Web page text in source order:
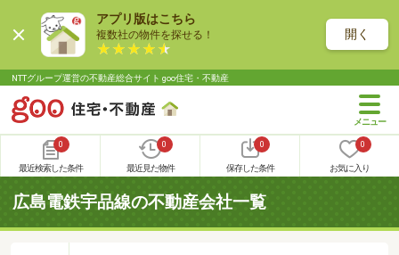
アプリ版はこちら
複数社の物件を探せる！ 開く
NTTグループ運営の不動産総合サイト goo住宅・不動産
0
最近検索した条件
0
最近見た物件
0
保存した条件
0
お気に入り
広島電鉄宇品線の不動産会社一覧